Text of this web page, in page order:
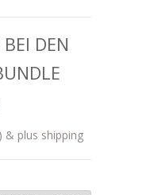
DEN
& plus shipping